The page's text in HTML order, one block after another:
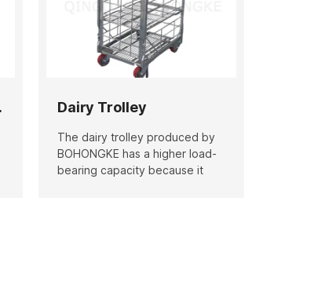
Dairy Trolley
The dairy trolley produced by
BOHONGKE has a higher load-
bearing capacity because it